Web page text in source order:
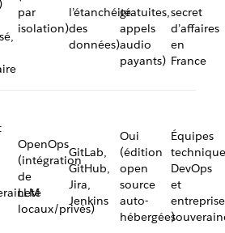
par
isolation)
l’étanchéité
des
données)
gratuites,
appels
audio
payants)
secret
d’affaires
en
France
OpenOps
(intégration
de
LLM
locaux/privés)
GitLab,
GitHub,
Jira,
Jenkins
Oui
(édition
open
source
auto-
hébergée)
Équipes
DevOps
et